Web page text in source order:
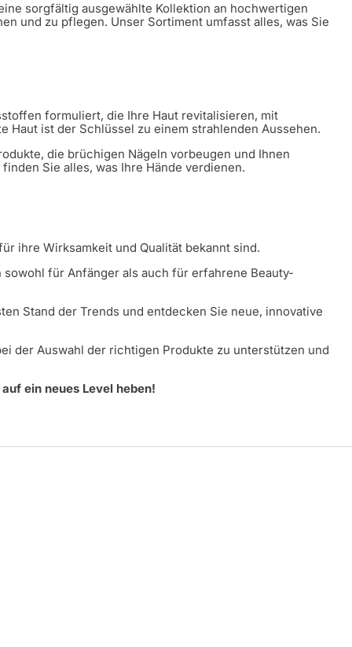
sorgfältig ausgewählte Kollektion an hochwertigen
und zu pflegen. Unser Sortiment umfasst alles, was Sie
formuliert, die Ihre Haut revitalisieren, mit
ist der Schlüssel zu einem strahlenden Aussehen.
die brüchigen Nägeln vorbeugen und Ihnen
Sie alles, was Ihre Hände verdienen.
ihre Wirksamkeit und Qualität bekannt sind.
für Anfänger als auch für erfahrene Beauty-
Stand der Trends und entdecken Sie neue, innovative
der Auswahl der richtigen Produkte zu unterstützen und
ein neues Level heben!